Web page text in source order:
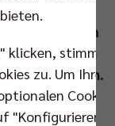
der Coach
Sportarena
machen.
den Playoffs
stimmen
zu. Um Ihre
Cookies
"Konfigurieren".